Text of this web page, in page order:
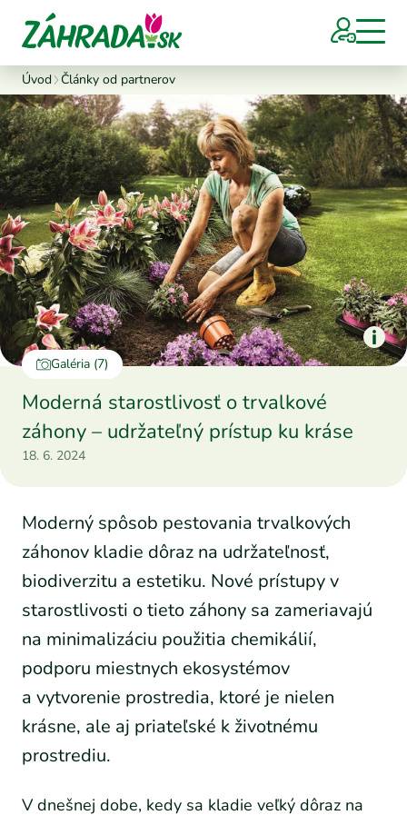
Úvod Články od partnerov
Galéria (7)
Moderná starostlivosť o trvalkové
záhony – udržateľný prístup ku kráse
18. 6. 2024
Moderný spôsob pestovania trvalkových
záhonov kladie dôraz na udržateľnosť,
biodiverzitu a estetiku. Nové prístupy v
starostlivosti o tieto záhony sa zameriavajú
na minimalizáciu použitia chemikálií,
podporu miestnych ekosystémov
a vytvorenie prostredia, ktoré je nielen
krásne, ale aj priateľské k životnému
prostrediu.
V dnešnej dobe, kedy sa kladie veľký dôraz na